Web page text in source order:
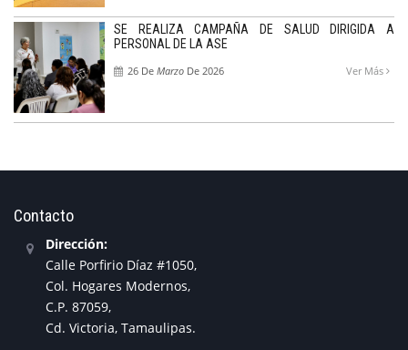
SE REALIZA CAMPAÑA DE SALUD DIRIGIDA A
PERSONAL DE LA ASE
26 De Marzo De 2026 Ver Más
Contacto
Dirección:
Calle Porfirio Díaz #1050,
Col. Hogares Modernos,
C.P. 87059,
Cd. Victoria, Tamaulipas.